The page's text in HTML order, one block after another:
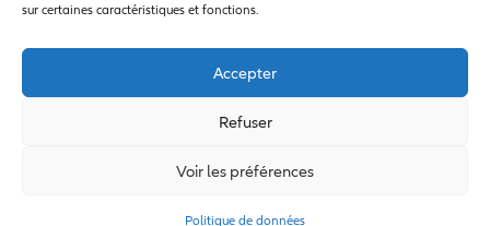
sur certaines caractéristiques et fonctions.
Accepter
Refuser
Voir les préférences
Politique de données
Politique de données